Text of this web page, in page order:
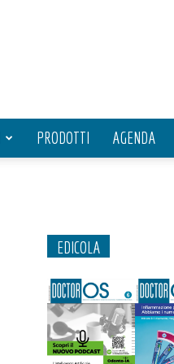
PRODOTTI AGENDA
EDICOLA